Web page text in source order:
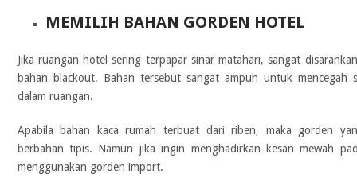
MEMILIH BAHAN GORDEN HOTEL
Jika ruangan hotel sering terpapar sinar matahari, sangat
bahan blackout. Bahan tersebut sangat ampuh untuk mencegah
dalam ruangan.
Apabila bahan kaca rumah terbuat dari riben, maka gorden
berbahan tipis. Namun jika ingin menghadirkan kesan mewah
menggunakan gorden import.